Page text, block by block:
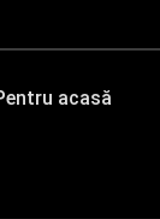
acasă